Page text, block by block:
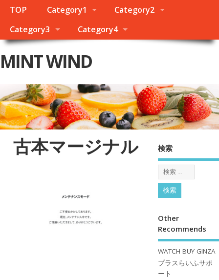
TOP Category1
Category2
Category3
Category4
MINT WIND
古本マージナル 検索
Other
Recommends
WATCH BUY GINZA
プラスらいふサポ
ート